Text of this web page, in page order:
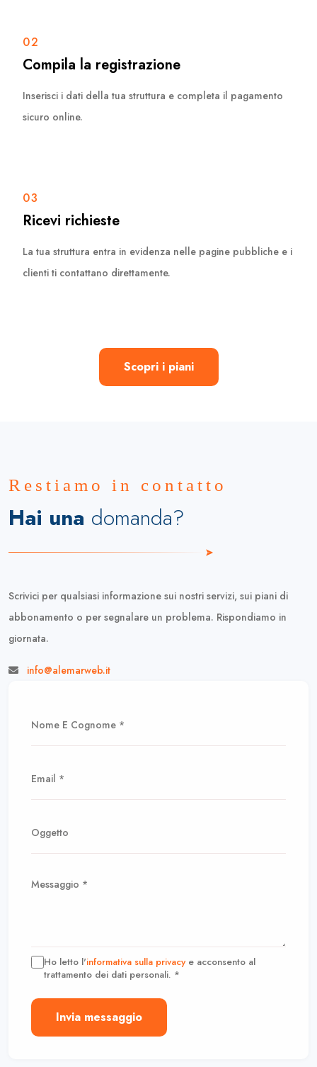
02
Compila la registrazione
Inserisci i dati della tua struttura e completa il pagamento
sicuro online.
03
Ricevi richieste
La tua struttura entra in evidenza nelle pagine pubbliche e i
clienti ti contattano direttamente.
Scopri i piani
Restiamo in contatto
Hai una domanda?
Scrivici per qualsiasi informazione sui nostri servizi, sui piani di
abbonamento o per segnalare un problema. Rispondiamo in
giornata.
info@alemarweb.it
Ho letto l'informativa sulla privacye acconsento al
trattamento dei dati personali. *
Invia messaggio